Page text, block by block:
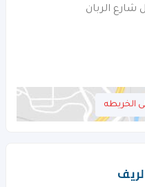
شارع الربان
الخريطه